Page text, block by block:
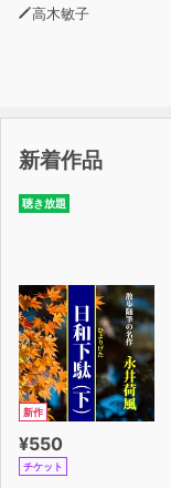
高木敏子
新着作品
聴き放題
新作
¥550
チケット